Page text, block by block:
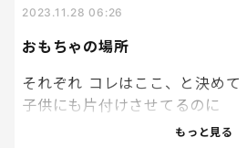
と言ってみたら
あぶなかったね！ちょっといま
いっきますよー！
おもちゃの場所
2023.11.28 06:26
それぞれ コレはここ、と決めて
子供にも片付けさせてるのに
旦那が全部ごっちゃで片づけて
もっと見る